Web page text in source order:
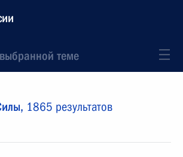
теме
1865 результатов